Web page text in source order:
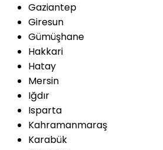
Gaziantep
Giresun
Gümüşhane
Hakkari
Hatay
Mersin
Iğdır
Isparta
Kahramanmaraş
Karabük